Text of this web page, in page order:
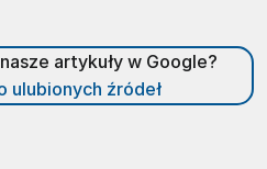
artykuły w Google?
ulubionych źródeł